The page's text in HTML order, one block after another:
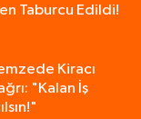
Taburcu Edildi!
Kiracı
"Kalan İş